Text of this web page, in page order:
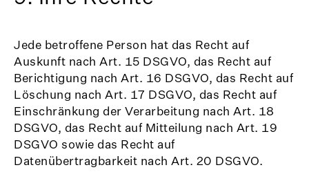
Jede betroffene Person hat das Recht auf
Auskunft nach Art. 15 DSGVO, das Recht auf
Berichtigung nach Art. 16 DSGVO, das Recht auf
Löschung nach Art. 17 DSGVO, das Recht auf
Einschränkung der Verarbeitung nach Art. 18
DSGVO, das Recht auf Mitteilung nach Art. 19
DSGVO sowie das Recht auf
Datenübertragbarkeit nach Art. 20 DSGVO.